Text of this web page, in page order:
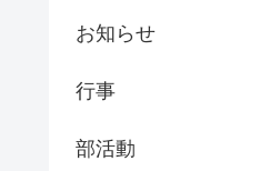
お知らせ
行事
部活動